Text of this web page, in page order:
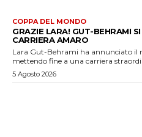
COPPA DEL MONDO
GRAZIE LARA! GUT-BEHRAMI
CARRIERA AMARO
Lara Gut-Behrami ha annunciato il
mettendo fine a una carriera
5 Agosto 2026